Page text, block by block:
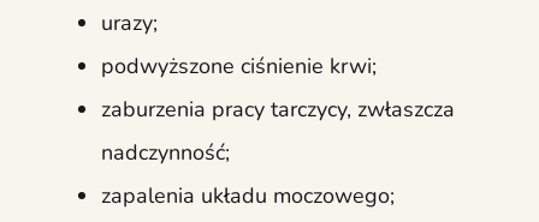
urazy;
podwyższone ciśnienie krwi;
zaburzenia pracy tarczycy, zwłaszcza
nadczynność;
zapalenia układu moczowego;